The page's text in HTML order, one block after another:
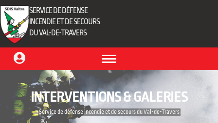
SERVICE DE DÉFENSE
INCENDIE ET DE SECOURS
DU VAL-DE-TRAVERS
INTERVENTIONS & GALERIES
‎ Service de défense incendie et de secours du Val-de-Travers‎ ‎